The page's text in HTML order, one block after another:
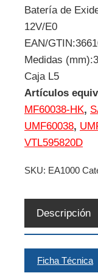
Batería de
12V/E0
EAN/
Medidas
Caja L5
Artículos
MF60038-HK,
UMF60038,
VTL595820D
SKU: EA1000
Descripción
Ficha Técnica